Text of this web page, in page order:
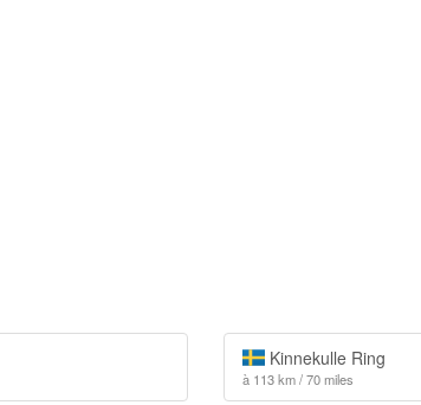
Kinnekulle Ring
à 113 km / 70 miles